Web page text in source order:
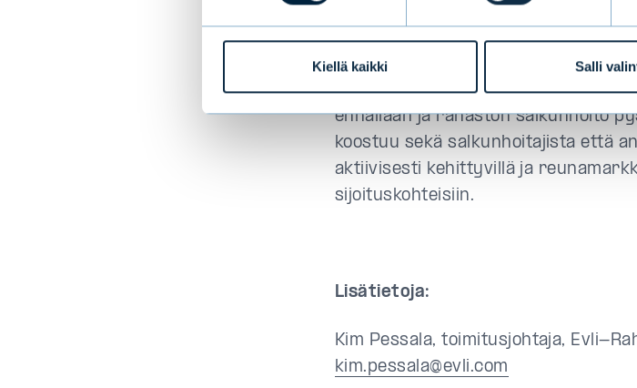
Kiellä kaikki Salli
asiantuntemusta”, Evli-
Evli Emerging Frontier -rahaston
ennallaan ja rahaston salkunhoito
koostuu sekä salkunhoitajista että
aktiivisesti kehittyvillä ja
sijoituskohteisiin.
Lisätietoja:
Kim Pessala, toimitusjohtaja, Evli-
kim.pessala@evli.com